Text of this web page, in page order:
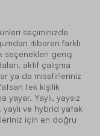
seçiminizde
itibaren farklı
seçenekleri geniş
aktif çalışma
ya da misafirleriniz
tek kişilik
yayar. Yaylı, yaysız
ve hybrid yatak
için en doğru